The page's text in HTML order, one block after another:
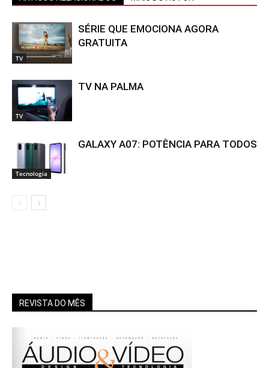
TV
SÉRIE QUE EMOCIONA AGORA
GRATUITA
TV
TV NA PALMA
Tecnologia
GALAXY A07: POTÊNCIA PARA TODOS
REVISTA DO MÊS